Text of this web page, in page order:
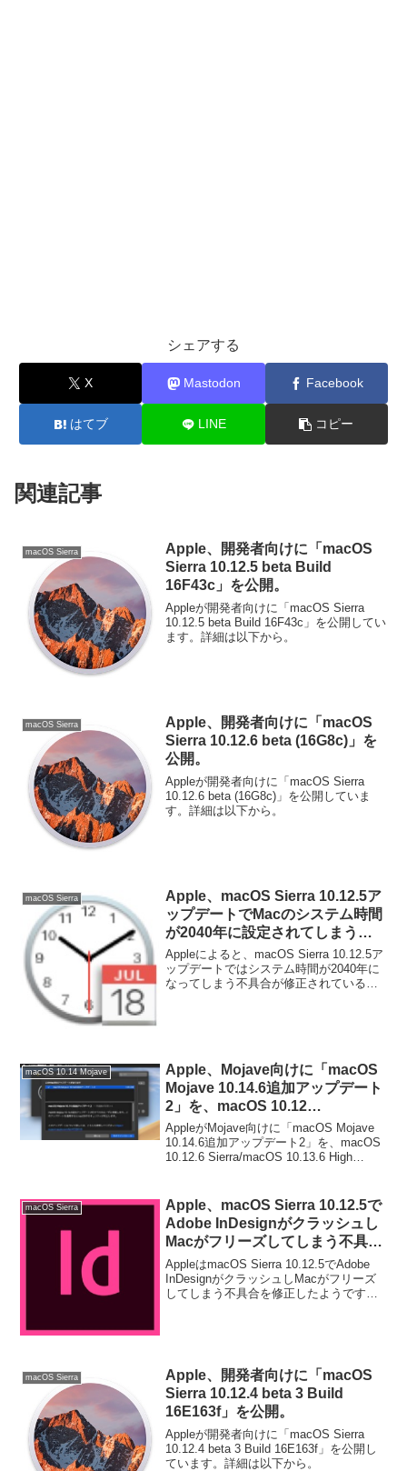
シェアする
X Mastodon Facebook
はてブ LINE コピー
関連記事
macOS Sierra
Apple、開発者向けに「macOS
Sierra 10.12.5 beta Build
16F43c」を公開。
Appleが開発者向けに「macOS Sierra
10.12.5 beta Build 16F43c」を公開してい
ます。詳細は以下から。
macOS Sierra
Apple、開発者向けに「macOS
Sierra 10.12.6 beta (16G8c)」を
公開。
Appleが開発者向けに「macOS Sierra
10.12.6 beta (16G8c)」を公開していま
す。詳細は以下から。
macOS Sierra
Apple、macOS Sierra 10.12.5ア
ップデートでMacのシステム時間
が2040年に設定されてしまう不
具合を修正。
Appleによると、macOS Sierra 10.12.5ア
ップデートではシステム時間が2040年に
なってしまう不具合が修正されているそ
macOS 10.14 Mojave
Apple、Mojave向けに「macOS
Mojave 10.14.6追加アップデート
2」を、macOS 10.12
Sierra/10.13 High Sierra向けに
「セキュリティアップデート
2019-005」をリリース。
AppleがMojave向けに「macOS Mojave
10.14.6追加アップデート2」を、macOS
10.12.6 Sierra/macOS 10.13.6 High
macOS Sierra
Apple、macOS Sierra 10.12.5で
Adobe InDesignがクラッシュし
Macがフリーズしてしまう不具合
を修正。
AppleはmacOS Sierra 10.12.5でAdobe
InDesignがクラッシュしMacがフリーズ
してしまう不具合を修正したようです。
macOS Sierra
Apple、開発者向けに「macOS
Sierra 10.12.4 beta 3 Build
16E163f」を公開。
Appleが開発者向けに「macOS Sierra
10.12.4 beta 3 Build 16E163f」を公開し
ています。詳細は以下から。